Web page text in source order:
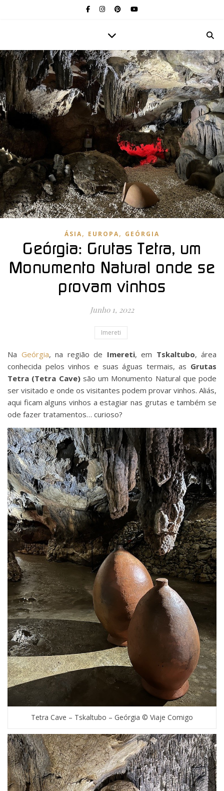
ÁSIA, EUROPA, GEÓRGIA
Geórgia: Grutas Tetra, um
Monumento Natural onde se
provam vinhos
Junho 1, 2022
Imereti
Na Geórgia, na região de Imereti, em Tskaltubo, área
conhecida pelos vinhos e suas águas termais, as Grutas
Tetra (Tetra Cave)são um Monumento Natural que pode
ser visitado e onde os visitantes podem provar vinhos. Aliás,
aqui ficam alguns vinhos a estagiar nas grutas e também se
ode fazer tratamentos… curioso?
Tetra Cave – Tskaltubo – Geórgia © Viaje Comigo